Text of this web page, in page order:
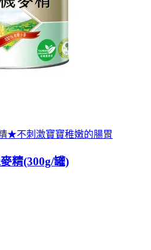
★不刺激寶寶稚嫩的腸胃
精(300g/罐)